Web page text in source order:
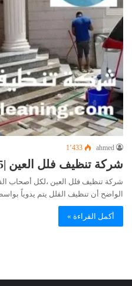
ahmed 1٬433
شركة تنظيف فلل العين |0508872055|
شركة تنظيف فلل العين ،لكل أصحاب
الواضح أن تنظيف الفلل يتم يدوياً
أكمل القراءة »